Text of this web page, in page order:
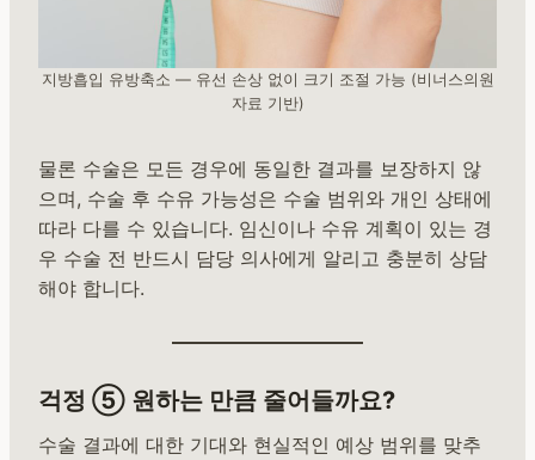
지방흡입 유방축소 — 유선 손상 없이 크기 조절 가능 (비너스의원
자료 기반)
물론 수술은 모든 경우에 동일한 결과를 보장하지 않
으며, 수술 후 수유 가능성은 수술 범위와 개인 상태에
따라 다를 수 있습니다. 임신이나 수유 계획이 있는 경
우 수술 전 반드시 담당 의사에게 알리고 충분히 상담
해야 합니다.
걱정 ⑤ 원하는 만큼 줄어들까요?
수술 결과에 대한 기대와 현실적인 예상 범위를 맞추